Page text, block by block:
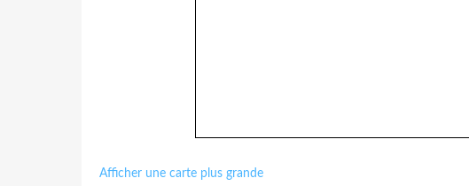
Afficher une carte plus grande